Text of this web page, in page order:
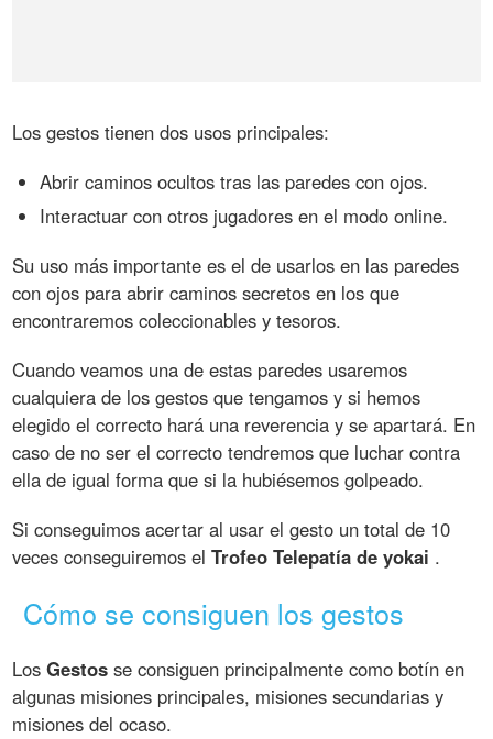
Los gestos tienen dos usos principales:
Abrir caminos ocultos tras las paredes con ojos.
Interactuar con otros jugadores en el modo online.
Su uso más importante es el de usarlos en las paredes
con ojos para abrir caminos secretos en los que
encontraremos coleccionables y tesoros.
Cuando veamos una de estas paredes usaremos
cualquiera de los gestos que tengamos y si hemos
elegido el correcto hará una reverencia y se apartará. En
caso de no ser el correcto tendremos que luchar contra
ella de igual forma que si la hubiésemos golpeado.
Si conseguimos acertar al usar el gesto un total de 10
veces conseguiremos elTrofeo Telepatía de yokai .
Cómo se consiguen los gestos
LosGestos se consiguen principalmente como botín en
algunas misiones principales, misiones secundarias y
misiones del ocaso.